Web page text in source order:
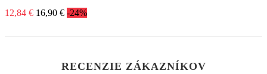
12,84 € 16,90 € -24%
RECENZIE ZÁKAZNÍKOV